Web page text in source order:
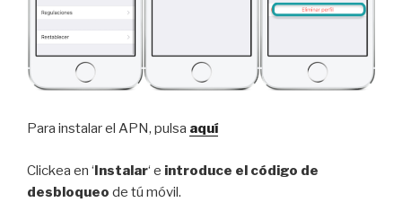
Para instalar el APN, pulsa aquí
Clickea en ‘Instalar‘ e introduce el código de
desbloqueo de tú móvil.